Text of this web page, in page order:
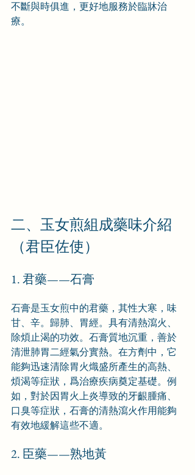
不斷與時俱進，更好地服務於臨牀治
療。
二、玉女煎組成藥味介紹
（君臣佐使）
1. 君藥——石膏
石膏是玉女煎中的君藥，其性大寒，味
甘、辛。歸肺、胃經。具有清熱瀉火、
除煩止渴的功效。石膏質地沉重，善於
清泄肺胃二經氣分實熱。在方劑中，它
能夠迅速清除胃火熾盛所產生的高熱、
煩渴等症狀，爲治療疾病奠定基礎。例
如，對於因胃火上炎導致的牙齦腫痛、
口臭等症狀，石膏的清熱瀉火作用能夠
有效地緩解這些不適。
2. 臣藥——熟地黃